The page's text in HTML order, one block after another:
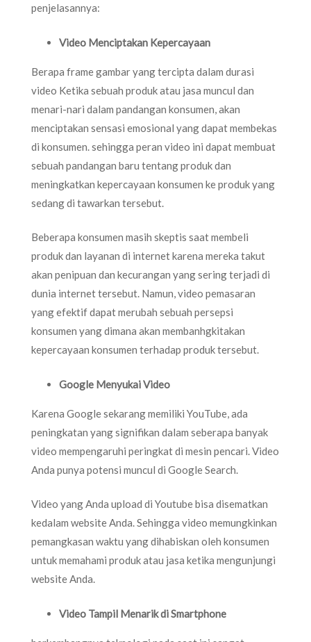
penjelasannya:
Video Menciptakan Kepercayaan
Berapa frame gambar yang tercipta dalam durasi
video Ketika sebuah produk atau jasa muncul dan
menari-nari dalam pandangan konsumen, akan
menciptakan sensasi emosional yang dapat membekas
di konsumen. sehingga peran video ini dapat membuat
sebuah pandangan baru tentang produk dan
meningkatkan kepercayaan konsumen ke produk yang
sedang di tawarkan tersebut.
Beberapa konsumen masih skeptis saat membeli
produk dan layanan di internet karena mereka takut
akan penipuan dan kecurangan yang sering terjadi di
dunia internet tersebut. Namun, video pemasaran
yang efektif dapat merubah sebuah persepsi
konsumen yang dimana akan membanhgkitakan
kepercayaan konsumen terhadap produk tersebut.
Google Menyukai Video
Karena Google sekarang memiliki YouTube, ada
peningkatan yang signifikan dalam seberapa banyak
video mempengaruhi peringkat di mesin pencari. Video
Anda punya potensi muncul di Google Search.
Video yang Anda upload di Youtube bisa disematkan
kedalam website Anda. Sehingga video memungkinkan
pemangkasan waktu yang dihabiskan oleh konsumen
untuk memahami produk atau jasa ketika mengunjungi
website Anda.
Video Tampil Menarik di Smartphone